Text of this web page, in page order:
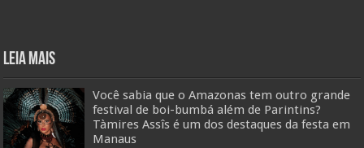
Leia mais
Você sabia que o Amazonas tem outro grande
festival de boi-bumbá além de Parintins?
Tàmires Assîs é um dos destaques da festa em
Manaus